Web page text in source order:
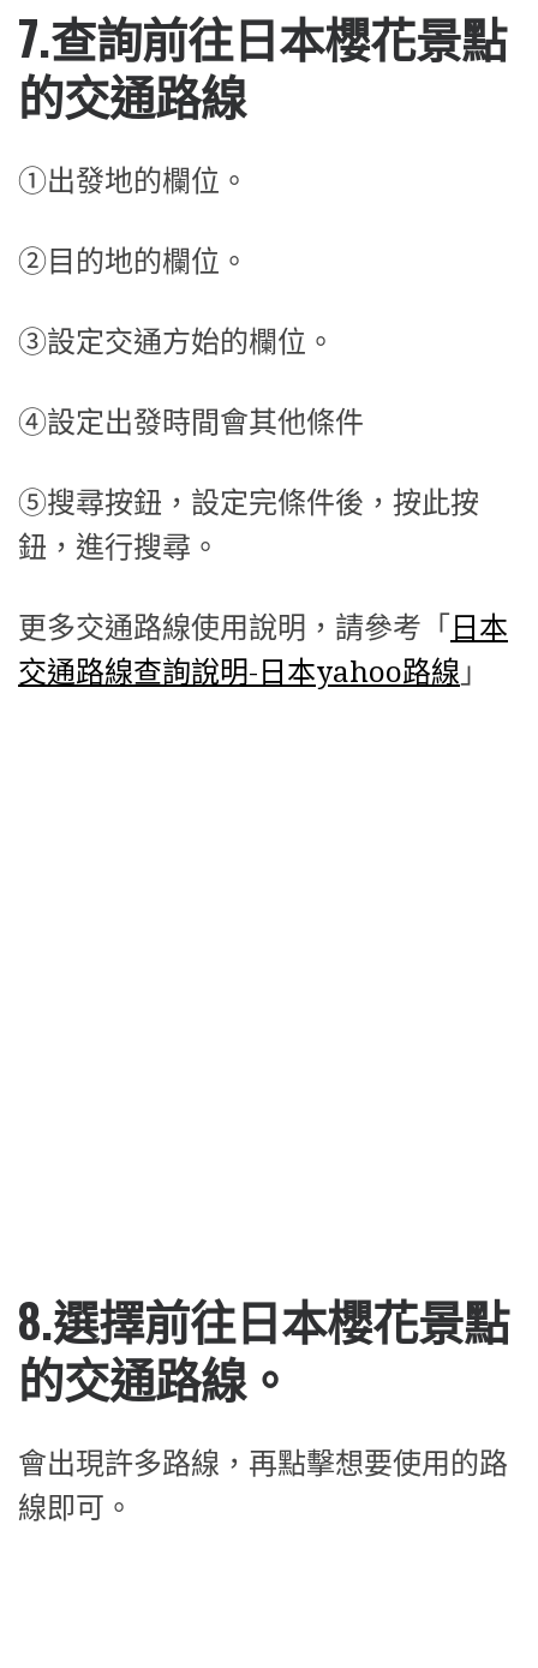
7.查詢前往日本櫻花景點
的交通路線
①出發地的欄位。
②目的地的欄位。
③設定交通方始的欄位。
④設定出發時間會其他條件
⑤搜尋按鈕，設定完條件後，按此按
鈕，進行搜尋。
更多交通路線使用說明，請參考「 日本
交通路線查詢說明-日本yahoo路線 」